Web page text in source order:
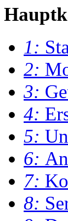
1:
2:
3:
4:
5:
6:
7:
8: